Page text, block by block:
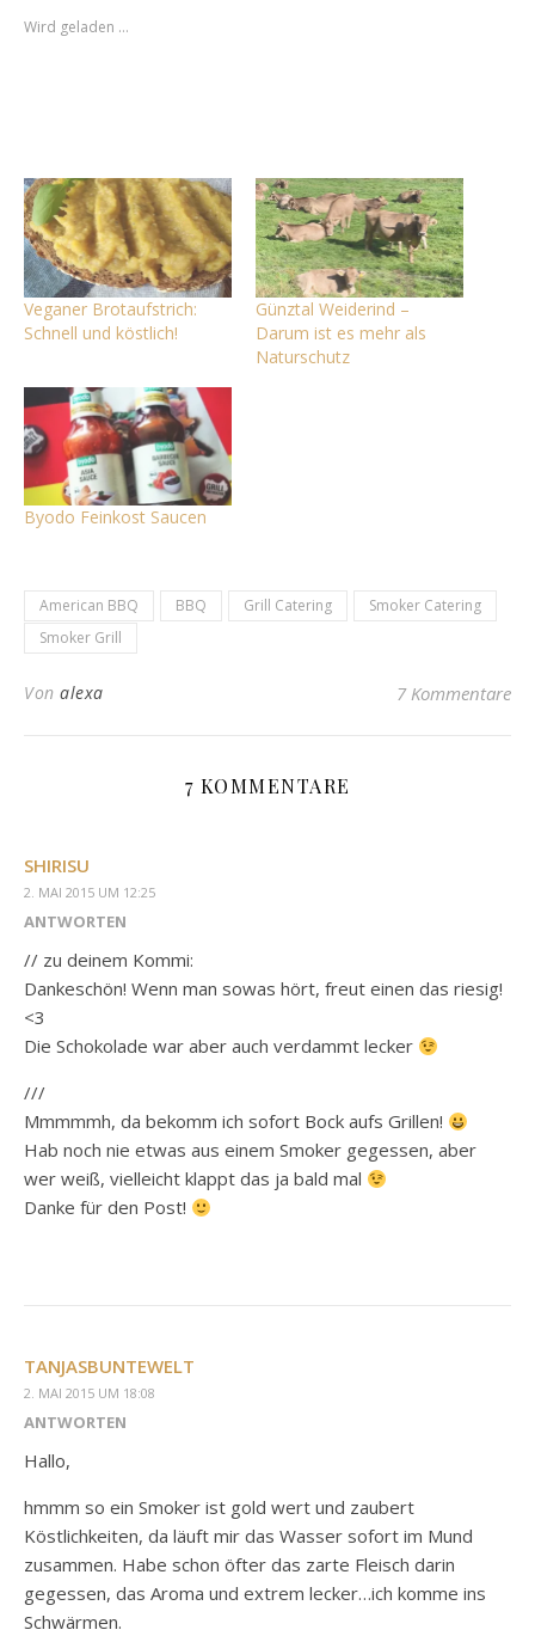
Wird geladen …
Veganer Brotaufstrich:
Schnell und köstlich!
Günztal Weiderind –
Darum ist es mehr als
Naturschutz
Byodo Feinkost Saucen
American BBQ BBQ Grill Catering
Smoker Catering
Smoker Grill
Von alexa 7 Kommentare
7 KOMMENTARE
SHIRISU
2. MAI 2015 UM 12:25
ANTWORTEN
// zu deinem Kommi:
Dankeschön! Wenn man sowas hört, freut einen das riesig!
<3
Die Schokolade war aber auch verdammt lecker
///
Mmmmmh, da bekomm ich sofort Bock aufs Grillen!
Hab noch nie etwas aus einem Smoker gegessen, aber
wer weiß, vielleicht klappt das ja bald mal
Danke für den Post!
TANJASBUNTEWELT
2. MAI 2015 UM 18:08
ANTWORTEN
Hallo,
hmmm so ein Smoker ist gold wert und zaubert
Köstlichkeiten, da läuft mir das Wasser sofort im Mund
zusammen. Habe schon öfter das zarte Fleisch darin
gegessen, das Aroma und extrem lecker…ich komme ins
Schwärmen.